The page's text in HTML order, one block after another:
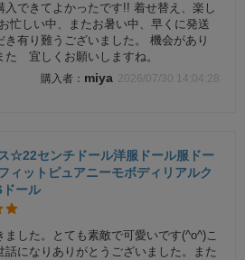
入できてよかったです!! 着せ替え、楽し
忙しい中、またお暑い中、早くに発送
き有り難うございました。 機会があり
た 宜しくお願いしますね。
miya 2026/07/30 14:04:28
☆22センチドール洋服ドール服ドー
ィットピュアニーモボディリアルク
ドール
ました。とても素敵で可愛いです(^o^)こ
話になりありがとうございました。また